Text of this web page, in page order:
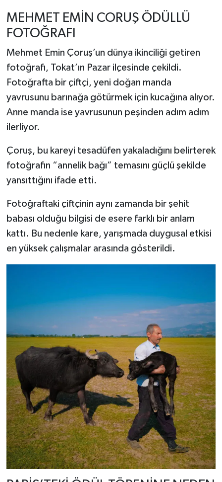
MEHMET EMİN CORUŞ ÖDÜLLÜ
FOTOĞRAFI
Mehmet Emin Çoruş’un dünya ikinciliği getiren
fotoğrafı, Tokat’ın Pazar ilçesinde çekildi.
Fotoğrafta bir çiftçi, yeni doğan manda
yavrusunu barınağa götürmek için kucağına alıyor.
Anne manda ise yavrusunun peşinden adım adım
ilerliyor.
Çoruş, bu kareyi tesadüfen yakaladığını belirterek
fotoğrafın “annelik bağı” temasını güçlü şekilde
yansıttığını ifade etti.
Fotoğraftaki çiftçinin aynı zamanda bir şehit
babası olduğu bilgisi de esere farklı bir anlam
kattı. Bu nedenle kare, yarışmada duygusal etkisi
en yüksek çalışmalar arasında gösterildi.